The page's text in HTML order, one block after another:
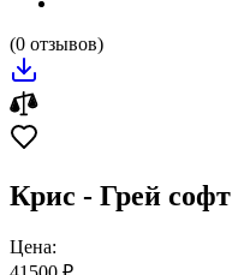
(0 отзывов)
Крис - Грей софт
Цена: